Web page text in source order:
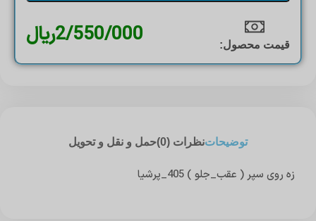
قیمت محصول:​ 2/550/000ریال
توضیحاتنظرات (0) حمل و نقل و تحویل
زه روی سپر ( عقب_جلو ) 405_پرشیا